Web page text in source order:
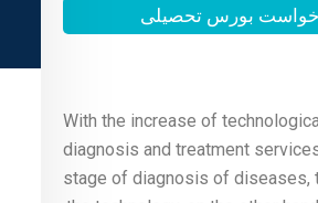
بورس تحصیلی
With the increase of
diagnosis and treatment
stage of diagnosis of diseases,